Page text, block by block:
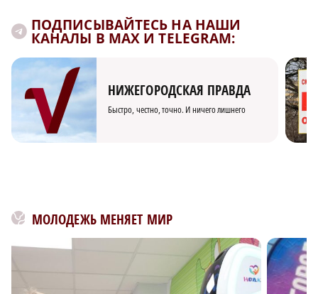
ПОДПИСЫВАЙТЕСЬ НА НАШИ
КАНАЛЫ В MAX И TELEGRAM:
НИЖЕГОРОДСКАЯ ПРАВДА
Быстро, честно, точно. И ничего лишнего
МОЛОДЕЖЬ МЕНЯЕТ МИР